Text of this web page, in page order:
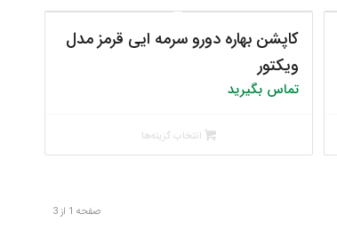
کاپشن بهاره دورو سرمه ایی قرمز مدل
ویکتور
تماس بگیرید
انتخاب گزینه‌ها
صفحه 1 از 3